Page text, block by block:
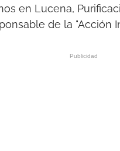
en Lucena,
de la "Acción